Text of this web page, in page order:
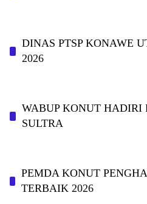
DINAS PTSP KONAWE
2026
WABUP KONUT HADIRI
SULTRA
PEMDA KONUT
TERBAIK 2026